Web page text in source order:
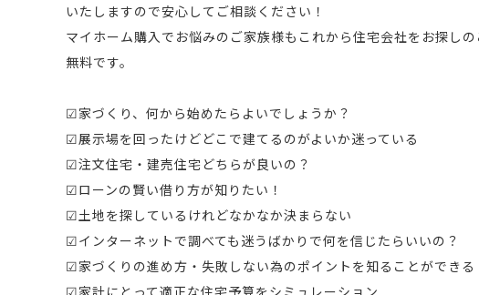
いたしますので安心してご相談ください！
マイホーム購入でお悩みのご家族様もこれから住宅会社をお探し
無料です。
☑家づくり、何から始めたらよいでしょうか？
☑展示場を回ったけどどこで建てるのがよいか迷っている
☑注文住宅・建売住宅どちらが良いの？
☑ローンの賢い借り方が知りたい！
☑土地を探しているけれどなかなか決まらない
☑インターネットで調べても迷うばかりで何を信じたらいいの？
☑家づくりの進め方・失敗しない為のポイントを知ることができる
☑家計にとって適正な住宅予算をシミュレーション